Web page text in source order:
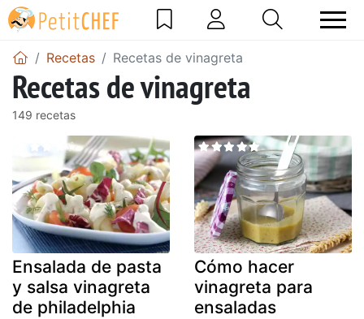
Recetas Recetas de vinagreta
Recetas de vinagreta
149 recetas
Ensalada de pasta
y salsa vinagreta
de philadelphia
Cómo hacer
vinagreta para
ensaladas